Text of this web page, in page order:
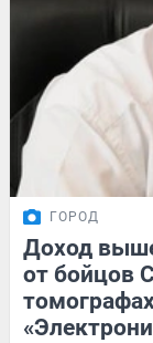
ГОРОД
Доход
от бойцов